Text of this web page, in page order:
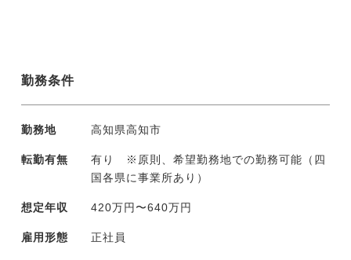
勤務条件
勤務地 高知県高知市
転勤有無
有り ※原則、希望勤務地での勤務可能（四
国各県に事業所あり）
想定年収 420万円〜640万円
雇用形態 正社員